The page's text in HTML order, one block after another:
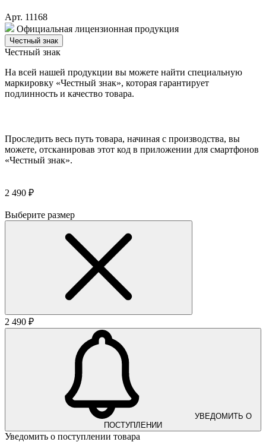
Арт. 11168
Официальная лицензионная продукция
Честный знак
Честный знак
На всей нашей продукции вы можете найти специальную
маркировку «Честный знак», которая гарантирует
подлинность и качество товара.
Проследить весь путь товара, начиная с производства, вы
можете, отсканировав этот код в приложении для смартфонов
«Честный знак».
2 490 ₽
Выберите размер
2 490 ₽
УВЕДОМИТЬ О
ПОСТУПЛЕНИИ
Уведомить о поступлении товара